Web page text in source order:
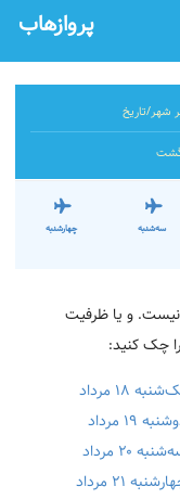
پروازهاب
شهر/تاریخ
سه‌شنبه چهارشنبه
مرداد موجود نیست. و یا ظرفیت
چک کنید:
مرداد
مرداد
مرداد
۲۱ مرداد